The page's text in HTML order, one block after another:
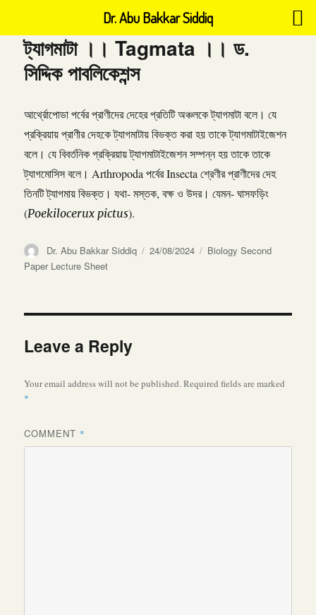
ট্যাগমাটা ।। Tagmata ।। ড.
সিদ্দিক পাবলিকেশন্স
আর্থ্রোপোডা পর্বের প্রাণীদের দেহের প্রতিটি অঞ্চলকে ট্যাগমাটা বলে। যে
প্রক্রিয়ায় প্রাণীর দেহকে ট্যাগমাটায় বিভক্ত করা হয় তাকে ট্যাগমাটাইজেশন
বলে। যে বিবর্তনিক প্রক্রিয়ায় ট্যাগমাটাইজেশন সম্পন্ন হয় তাকে তাকে
ট্যাগমোসিস বলে। Arthropoda পর্বের Insecta শ্রেণীর প্রাণীদের দেহ
তিনটি ট্যাগমায় বিভক্ত। যথা- মস্তক, বক্ষ ও উদর। যেমন- ঘাসফড়িং
(Poekilocerux pictus).
Author
Dr. Abu Bakkar Siddiq
Posted
24/08/2024 Categories
Biology Second
Paper Lecture Sheet
Leave a Reply
Your email address will not be published.Required fields are marked
*
COMMENT *
Dr. Abu Bakkar Siddiq